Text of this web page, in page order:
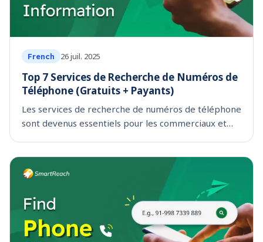
French 26 juil. 2025
Top 7 Services de Recherche de Numéros de
Téléphone (Gratuits + Payants)
Les services de recherche de numéros de téléphone
sont devenus essentiels pour les commerciaux et